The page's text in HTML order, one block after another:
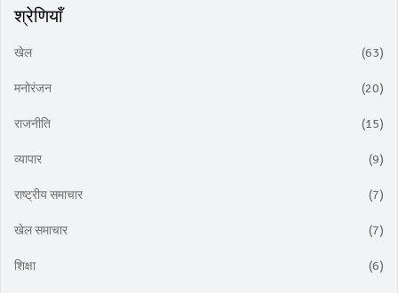
श्रेणियाँ
खेल (63)
मनोरंजन (20)
राजनीति (15)
व्यापार (9)
राष्ट्रीय समाचार (7)
खेल समाचार (7)
शिक्षा (6)